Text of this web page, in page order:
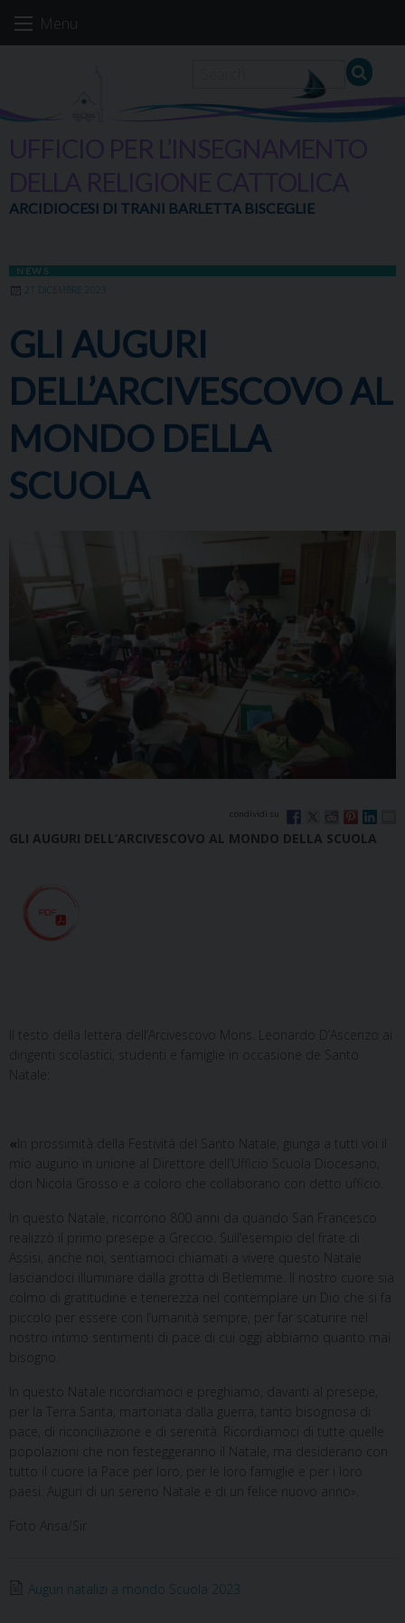
Menu
ARCIDIOCESI DI TRANI BARLETTA BISCEGLIE
NEWS
21 DICEMBRE 2023
GLI AUGURI
DELL’ARCIVESCOVO AL
MONDO DELLA
SCUOLA
GLI AUGURI DELL’ARCIVESCOVO AL MONDO DELLA SCUOLA
Il testo della lettera dell’Arcivescovo Mons. Leonardo D’Ascenzo ai
dirigenti scolastici, studenti e famiglie in occasione de Santo
Natale:
« In prossimità della Festività del Santo Natale, giunga a tutti voi il
mio augurio in unione al Direttore dell’Ufficio Scuola Diocesano,
don Nicola Grosso e a coloro che collaborano con detto ufficio.
In questo Natale, ricorrono 800 anni da quando San Francesco
realizzò il primo presepe a Greccio. Sull’esempio del frate di
Assisi, anche noi, sentiamoci chiamati a vivere questo Natale
lasciandoci illuminare dalla grotta di Betlemme. Il nostro cuore sia
colmo di gratitudine e tenerezza nel contemplare un Dio che si fa
piccolo per essere con l’umanità sempre, per far scaturire nel
nostro intimo sentimenti di pace di cui oggi abbiamo quanto mai
bisogno.
In questo Natale ricordiamoci e preghiamo, davanti al presepe,
per la Terra Santa, martoriata dalla guerra, tanto bisognosa di
pace, di riconciliazione e di serenità. Ricordiamoci di tutte quelle
popolazioni che non festeggeranno il Natale, ma desiderano con
tutto il cuore la Pace per loro, per le loro famiglie e per i loro
paesi. Auguri di un sereno Natale e di un felice nuovo anno».
Foto Ansa/Sir
Auguri natalizi a mondo Scuola 2023